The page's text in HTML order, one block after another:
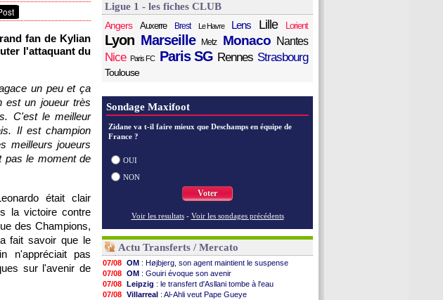
fan de Kylian
l'attaquant du
un peu et ça
est un joueur très
C'est le meilleur
Il est champion
meilleurs joueurs
pas le moment de
était clair
la victoire contre
des Champions,
fait savoir que le
n'appréciait pas
sur l'avenir de
Ligue 1 - les fiches CLUB
Angers
Auxerre Brest Le Havre Lens Lille Lorient
Lyon Marseille Metz Monaco Nantes
Nice Paris FC Paris SG Rennes Strasbourg
Toulouse
Sondage Maxifoot
Zidane va t-il faire mieux que Deschamps en équipe de
France ?
OUI
NON
Voter
Voir les resultats - Voir les sondages précédents
Actu Transferts / Mercato
07/08 OM : Højbjerg, son agent maintient le suspense
07/08 OM : Gouiri évoque son avenir
07/08 Leipzig : le transfert d'Asllani tombe à l'eau
07/08 Villarreal : Al-Ahli veut Pape Gueye